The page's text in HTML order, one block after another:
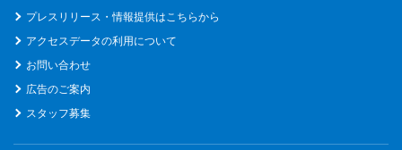
プレスリリース・情報提供はこちらから
アクセスデータの利用について
お問い合わせ
広告のご案内
スタッフ募集